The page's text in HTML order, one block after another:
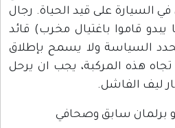
السيارة على قيد الحياة. رجال
قاموا باغتيال مخرب) قائد
السياسة ولا يسمح بإطلاق
تجاه هذه المركبة، يجب ان يرحل
ليف الفاشل.
برلمان سابق وصحافي